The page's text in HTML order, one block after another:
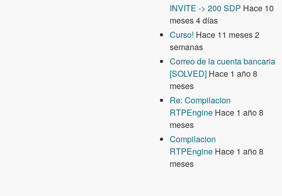
INVITE -> 200 SDP Hace 10
meses 4 días
Curso! Hace 11 meses 2
semanas
Correo de la cuenta bancaria
[SOLVED] Hace 1 año 8
meses
Re: Compilacion
RTPEngine Hace 1 año 8
meses
Compilacion
RTPEngine Hace 1 año 8
meses